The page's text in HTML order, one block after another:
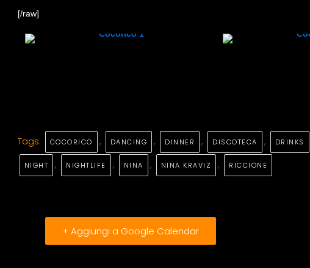
[/raw]
Tags: COCORICO , DANCING , DINNER , DISCOTECA , DRINKS
NIGHT , NIGHTLIFE , NINA , NINA KRAVIZ , RICCIONE
+ Aggiungi a Google Calendar